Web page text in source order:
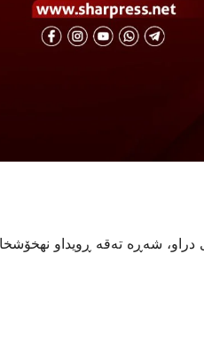
دراو، شەڕە تەقە ڕویداو